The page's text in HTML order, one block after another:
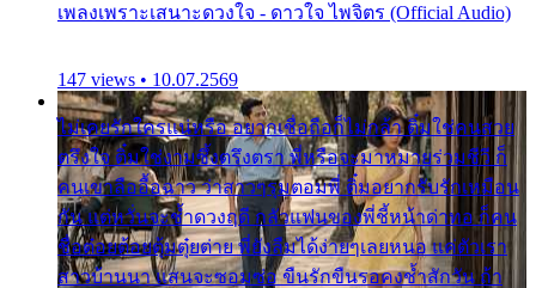
เพลงเพราะเสนาะดวงใจ - ดาวใจ ไพจิตร (Official Audio)
147 views • 10.07.2569
ไม่เคยรักใครแน่หรือ อยากเชื่อถือก็ไม่กล้า ติ๋มใช่คนสวย
ตรึงใจ ติ๋มใช่งามซึ้งตรึงตรา พี่หรือจะมาหมายร่วมชีวี ก็
คนเขาลืออื้อฉาว ว่าสาวๆรุมตอมพี่ ติ๋มอยากรับรักเหมือน
กัน แต่หวั่นจะช้ำดวงฤดี กลัวแฟนของพี่ชี้หน้าด่าทอ ก็คน
ชื่อต๋อยต้อยตุ้มตุ๋ยต่าย พี่ยังลืมได้ง่ายๆเลยหนอ แค่ตัวเรา
สาวบ้านนา แสนจะซอมซ่อ ขืนรักขืนรอคงช้ำสักวัน ถ้า